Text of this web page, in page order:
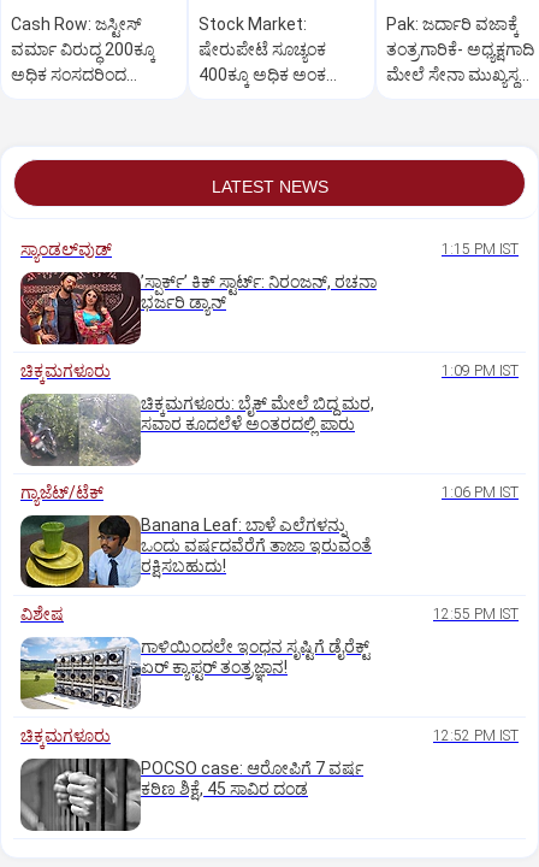
Cash Row: ಜಸ್ಟೀಸ್‌
ವರ್ಮಾ ವಿರುದ್ಧ 200ಕ್ಕೂ
ಅಧಿಕ ಸಂಸದರಿಂದ
Stock Market:
ಷೇರುಪೇಟೆ ಸೂಚ್ಯಂಕ
400ಕ್ಕೂ ಅಧಿಕ ಅಂಕ
Pak: ಜರ್ದಾರಿ ವಜಾಕ್ಕೆ
ತಂತ್ರಗಾರಿಕೆ- ಅಧ್ಯಕ್ಷಗಾದಿ
ಮೇಲೆ ಸೇನಾ ಮುಖ್ಯಸ್ಥ
LATEST NEWS
ಸ್ಯಾಂಡಲ್‌ವುಡ್‌ 1:15 PM IST
ʼಸ್ಪಾರ್ಕ್ʼ ಕಿಕ್‌ ಸ್ಟಾರ್ಟ್‌: ನಿರಂಜನ್‌, ರಚನಾ
ಭರ್ಜರಿ ಡ್ಯಾನ್‌
ಚಿಕ್ಕಮಗಳೂರು 1:09 PM IST
ಚಿಕ್ಕಮಗಳೂರು: ಬೈಕ್ ಮೇಲೆ ಬಿದ್ದ ಮರ,
ಸವಾರ ಕೂದಲೆಳೆ ಅಂತರದಲ್ಲಿ ಪಾರು
ಗ್ಯಾಜೆಟ್/ಟೆಕ್ 1:06 PM IST
Banana Leaf: ಬಾಳೆ ಎಲೆಗಳನ್ನು
ಒಂದು ವರ್ಷದವೆರೆಗೆ ತಾಜಾ ಇರುವಂತೆ
ರಕ್ಷಿಸಬಹುದು!
ವಿಶೇಷ 12:55 PM IST
ಗಾಳಿಯಿಂದಲೇ ಇಂಧನ ಸೃಷ್ಟಿಗೆ ಡೈರೆಕ್ಟ್
ಏರ್‌ ಕ್ಯಾಪ್ಟರ್ ತಂತ್ರಜ್ಞಾನ!
ಚಿಕ್ಕಮಗಳೂರು 12:52 PM IST
POCSO case: ಆರೋಪಿಗೆ 7 ವರ್ಷ
ಕಠಿಣ ಶಿಕ್ಷೆ, 45 ಸಾವಿರ ದಂಡ